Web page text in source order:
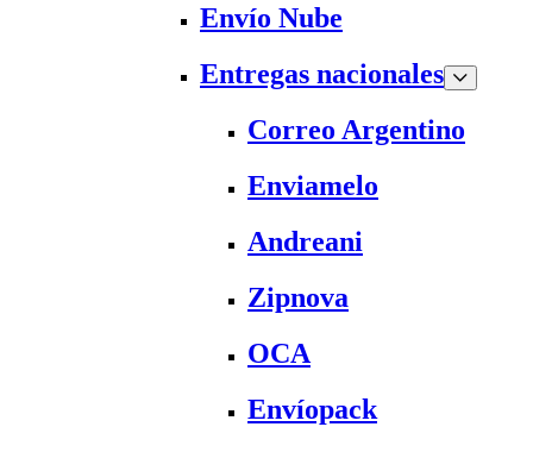
Envío Nube
Entregas nacionales
Correo Argentino
Enviamelo
Andreani
Zipnova
OCA
Envíopack